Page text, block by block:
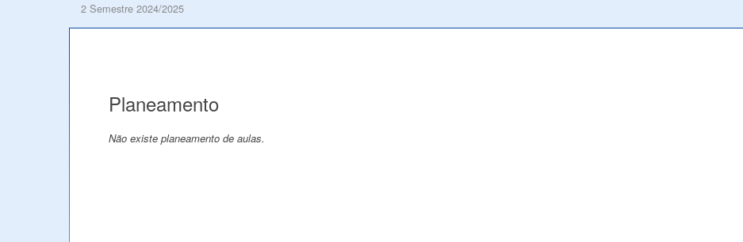
2 Semestre 2024/2025
Planeamento
Não existe planeamento de aulas.